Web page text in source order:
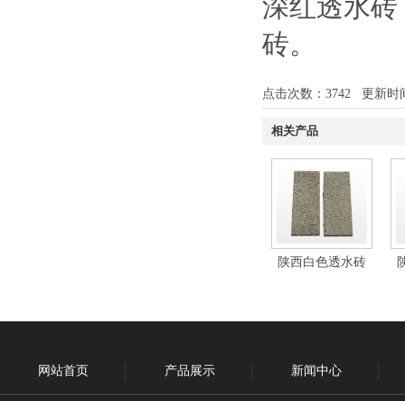
深红透水砖
砖。
点击次数： 3742 更新时
相关产品
陕西白色透水砖
网站首页 产品展示 新闻中心